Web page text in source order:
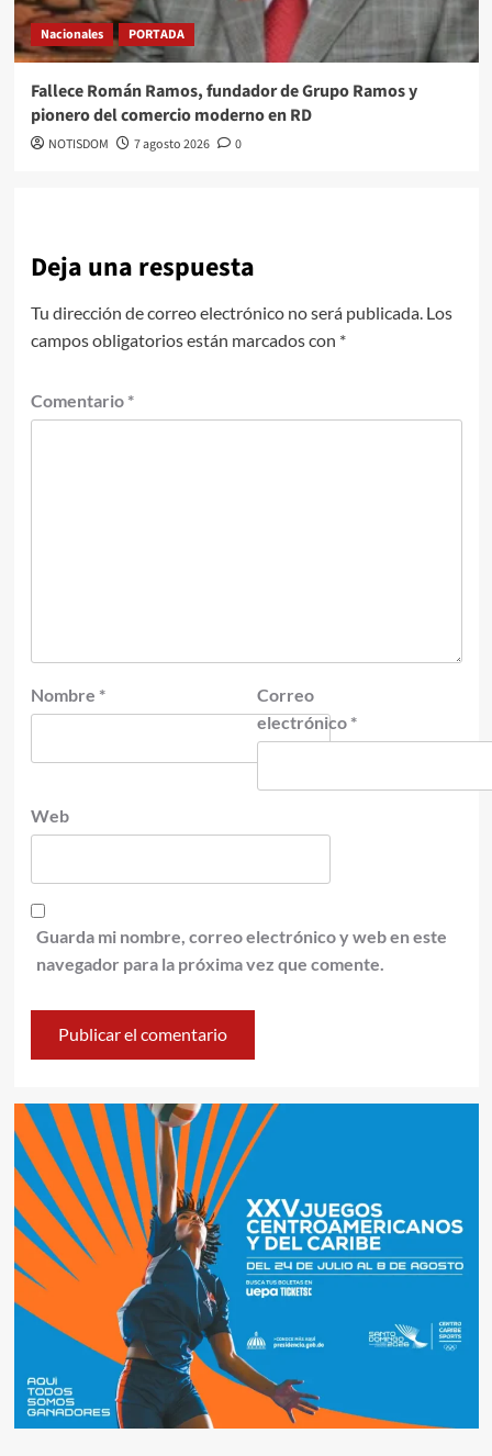
Nacionales PORTADA
Fallece Román Ramos, fundador de Grupo Ramos y
pionero del comercio moderno en RD
NOTISDOM 7 agosto 2026 0
Deja una respuesta
Tu dirección de correo electrónico no será publicada. Los
campos obligatorios están marcados con *
Comentario *
Nombre *
Correo
electrónico *
Web
Guarda mi nombre, correo electrónico y web en este
navegador para la próxima vez que comente.